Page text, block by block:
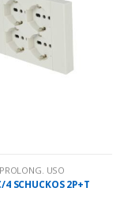
USO
4 SCHUCKOS 2P+T